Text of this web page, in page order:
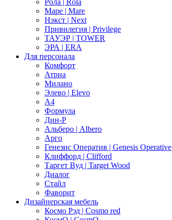
Рола | Rola
Маре | Mare
Нэкст | Next
Привилегия | Privilege
ТАУЭР | TOWER
ЭРА | ERA
Для персонала
Комфорт
Атриа
Милано
Элево | Elevo
А4
Формула
Дин-Р
Альберо | Albero
Арго
Генезис Оператив | Genesis Operative
Клиффорд | Clifford
Таргет Вуд | Target Wood
Диалог
Стайл
Фаворит
Дизайнерская мебель
Космо Рэд | Cosmo red